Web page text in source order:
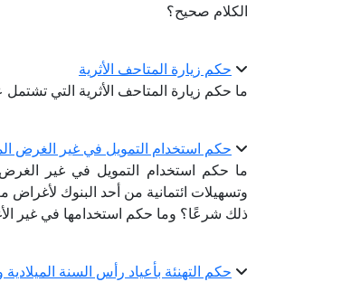
الكلام صحيح؟
حكم زيارة المتاحف الأثرية
ما حكم زيارة المتاحف الأثرية التي
حكم استخدام التمويل في غير الغرض
ما حكم استخدام التمويل في غير
وتسهيلات ائتمانية من أحد البنوك لأغراض
ذلك شرعًا؟ وما حكم استخدامها في غير
حكم التهنئة بأعياد رأس السنة